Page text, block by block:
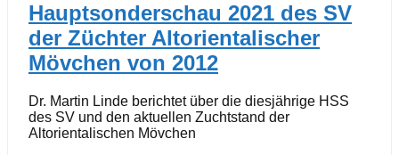
Hauptsonderschau 2021 des SV
der Züchter Altorientalischer
Mövchen von 2012
Dr. Martin Linde berichtet über die diesjährige HSS
des SV und den aktuellen Zuchtstand der
Altorientalischen Mövchen